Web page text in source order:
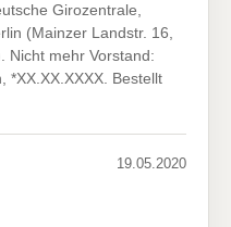
Girozentrale,
(Mainzer Landstr. 16,
Nicht mehr Vorstand:
*XX.XX.XXXX. Bestellt
19.05.2020